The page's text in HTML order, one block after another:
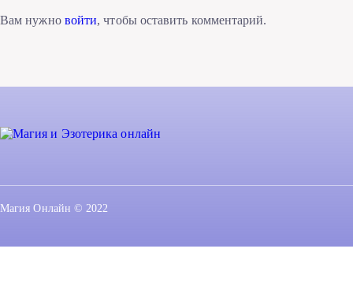
Вам нужно войти, чтобы оставить комментарий.
Магия Онлайн © 2022